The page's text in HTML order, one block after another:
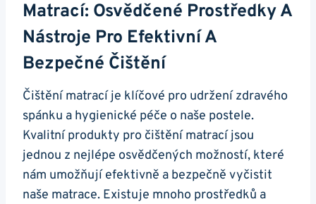
Matrací: Osvědčené Prostředky A
Nástroje Pro Efektivní A
Bezpečné Čištění
Čištění matrací je klíčové pro udržení zdravého
spánku a hygienické péče o naše postele.
Kvalitní produkty pro čištění matrací jsou
jednou z nejlépe osvědčených možností, které
nám umožňují efektivně a bezpečně vyčistit
naše matrace. Existuje mnoho prostředků a